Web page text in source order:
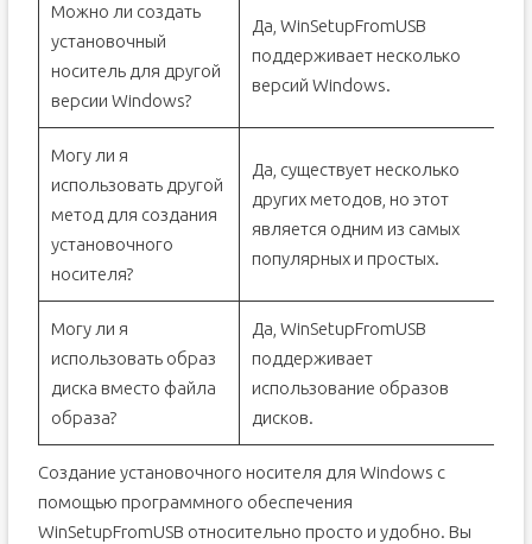
Можно ли создать
установочный
носитель для другой
версии Windows?
Да, WinSetupFromUSB
поддерживает несколько
версий Windows.
Могу ли я
использовать другой
метод для создания
установочного
носителя?
Да, существует несколько
других методов, но этот
является одним из самых
популярных и простых.
Могу ли я
использовать образ
диска вместо файла
образа?
Да, WinSetupFromUSB
поддерживает
использование образов
дисков.
Создание установочного носителя для Windows с
помощью программного обеспечения
WinSetupFromUSB относительно просто и удобно. Вы